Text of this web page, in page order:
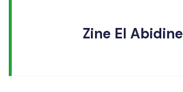
Zine El Abidine